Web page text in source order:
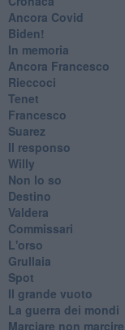
​Ancora Covid
​Biden!
In memoria
​Ancora Francesco
Rieccoci
Tenet
Francesco
Suarez
​Il responso
Willy
Non lo so
Destino
Valdera
Commissari
L'orso
Grullaia
Spot
​Il grande vuoto
​La guerra dei mondi
Marciare non marcire